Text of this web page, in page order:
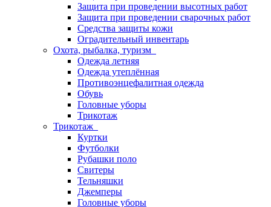
Защита при проведении высотных работ
Защита при проведении сварочных работ
Средства защиты кожи
Оградительный инвентарь
Охота, рыбалка, туризм
Одежда летняя
Одежда утеплённая
Противоэнцефалитная одежда
Обувь
Головные уборы
Трикотаж
Трикотаж
Куртки
Футболки
Рубашки поло
Свитеры
Тельняшки
Джемперы
Головные уборы